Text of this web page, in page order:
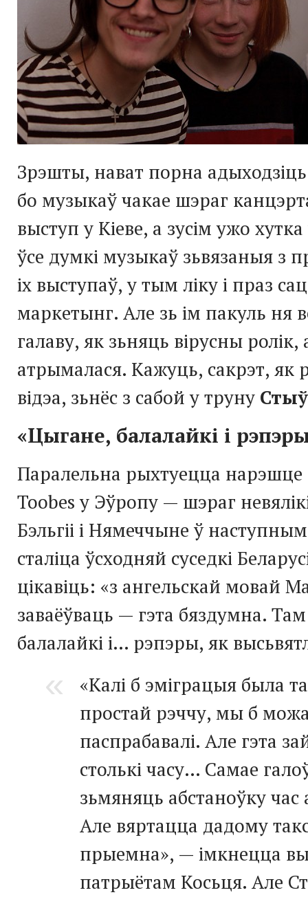
Зрэшты, нават порна
бо музыкаў чакае шэраг
выступ у Кіеве, а зусім ужо
ўсе думкі музыкаў зьвязаныя з
іх выступаў, у тым ліку і праз
маркетынг. Але зь ім пакуль ня
галаву, як зьняць вірусны ролік,
атрымалася. Кажуць, сакрэт, як
відэа, зьнёс з сабой у труну
«Цыгане, балалайкі і
Паралельна рыхтуецца
Toobes у Эўропу — шэраг
Бэльгіі і Нямеччыне ў
сталіца ўсходняй суседкі
цікавіць: «з ангельскай мовай
заваёўваць — гэта бяздумна.
балалайкі і… рэпэры, як
«Калі б эміграцыя была
простай рэччу, мы б
паспрабавалі. Але гэта
столькі часу… Самае
зьмяняць абстаноўку час
Але вяртацца дадому
прыемна», — імкнецца
патрыётам Косьця. Але